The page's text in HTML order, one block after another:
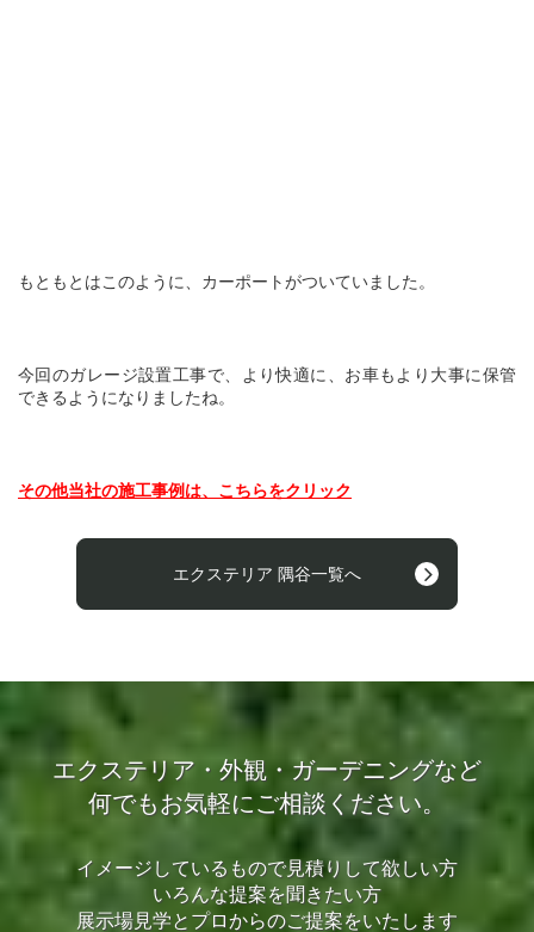
もともとはこのように、カーポートがついていました。
今回のガレージ設置工事で、より快適に、お車もより大事に保管
できるようになりましたね。
その他当社の施工事例は、こちらをクリック
エクステリア 隅谷一覧へ
エクステリア・外観・ガーデニングなど
何でもお気軽にご相談ください。
イメージしているもので見積りして欲しい方
いろんな提案を聞きたい方
展示場見学とプロからのご提案をいたします